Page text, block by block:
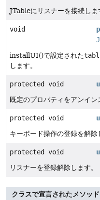
JTableにリスナーを接続しま
void
installUI()で設定された
します。
protected void
既定のプロパティをアンイン
protected void
キーボード操作の登録を解除
protected void
リスナーを登録解除します。
クラスで宣言されたメソッド